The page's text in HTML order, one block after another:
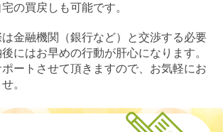
の買戻しも可能です。
金融機関（銀行など）と交渉する必要
にはお早めの行動が肝心になります。
ートさせて頂きますので、お気軽にお
。